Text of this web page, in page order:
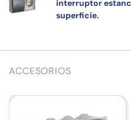
interruptor
superficie.
ACCESORIOS